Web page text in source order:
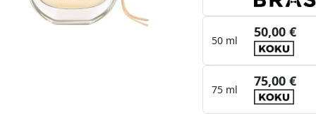
50 ml
50,00 €
75 ml
75,00 €